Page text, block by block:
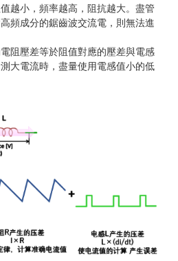
越小，頻率越高，阻抗越大。盡管
頻成分的鋸齒波交流電，則無法進
阻壓差等於阻值對應的壓差與電感
大電流時，盡量使用電感值小的低